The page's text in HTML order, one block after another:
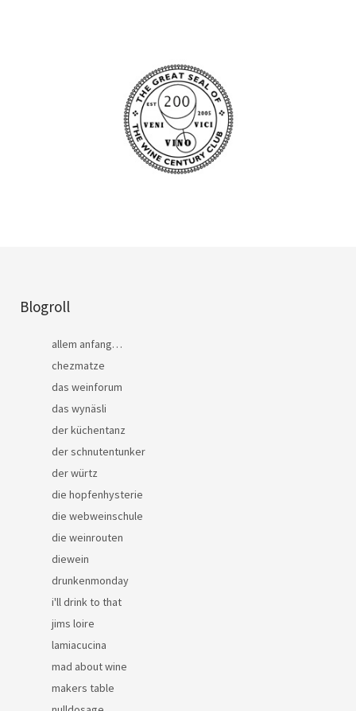
Blogroll
allem anfang…
chezmatze
das weinforum
das wynäsli
der küchentanz
der schnutentunker
der würtz
die hopfenhysterie
die webweinschule
die weinrouten
diewein
drunkenmonday
i'll drink to that
jims loire
lamiacucina
mad about wine
makers table